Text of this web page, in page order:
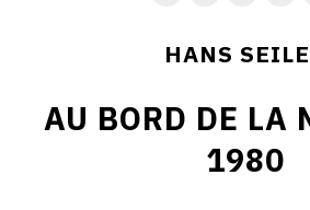
HANS
AU BORD DE LA
1980